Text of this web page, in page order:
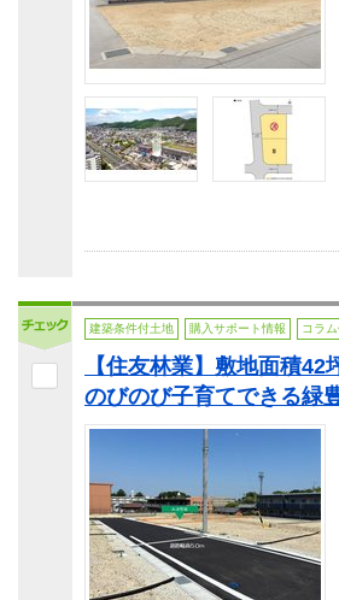
建築条件付土地 購入サポート情報 コラム
【住友林業】敷地面積
のびのび子育てできる緑